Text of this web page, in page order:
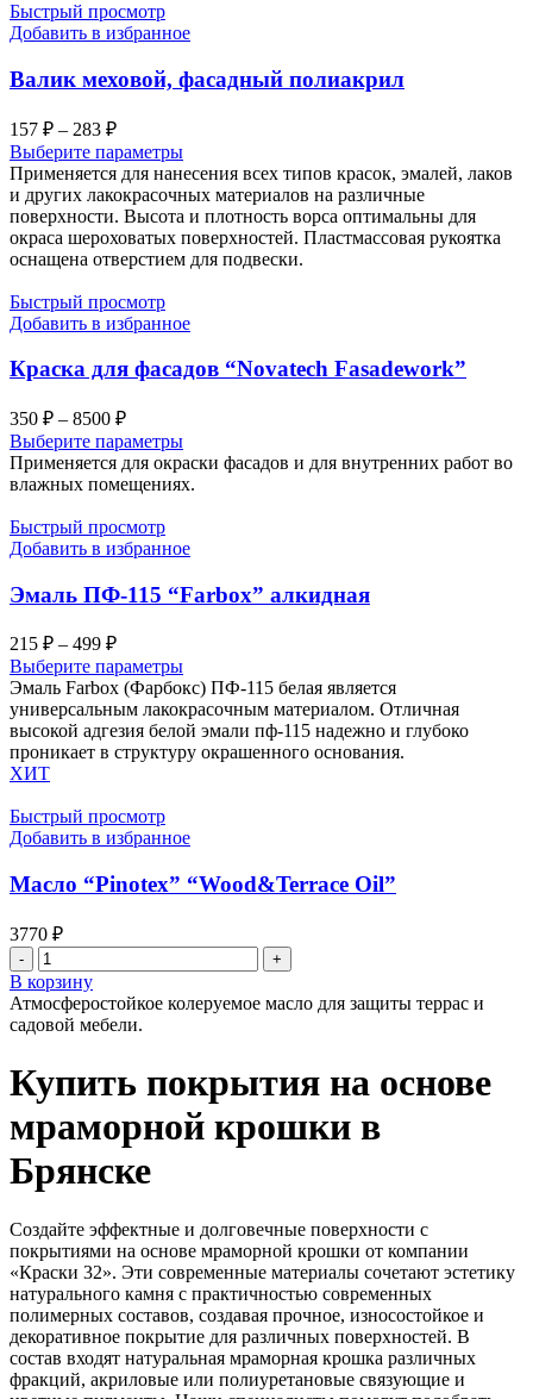
Быстрый просмотр
Добавить в избранное
Валик меховой, фасадный полиакрил
157 ₽ – 283 ₽Диапазон
цен:
157 ₽
–
283 ₽
Выберите параметры
Применяется для нанесения всех типов красок, эмалей, лаков
и других лакокрасочных материалов на различные
поверхности. Высота и плотность ворса оптимальны для
окраса шероховатых поверхностей. Пластмассовая рукоятка
оснащена отверстием для подвески.
Быстрый просмотр
Добавить в избранное
Краска для фасадов “Novatech Fasadework”
350 ₽ – 8500 ₽Диапазон
цен:
350 ₽
–
Выберите параметры
Применяется для окраски фасадов и для внутренних работ во
влажных помещениях.
Быстрый просмотр
Добавить в избранное
Эмаль ПФ-115 “Farbox” алкидная
215 ₽ – 499 ₽Диапазон
цен:
215 ₽
–
499 ₽
Выберите параметры
Эмаль Farbox (Фарбокс) ПФ-115 белая является
универсальным лакокрасочным материалом. Отличная
высокой адгезия белой эмали пф-115 надежно и глубоко
проникает в структуру окрашенного основания.
ХИТ
Быстрый просмотр
Добавить в избранное
Масло “Pinotex” “Wood&Terrace Oil”
3770 ₽
Количество
товара
Масло
"Pinotex"
В корзину
Атмосферостойкое колеруемое масло для защиты террас и
садовой мебели.
Купить покрытия на основе
мраморной крошки в
Брянске
Создайте эффектные и долговечные поверхности с
покрытиями на основе мраморной крошки от компании
«Краски 32». Эти современные материалы сочетают эстетику
натурального камня с практичностью современных
полимерных составов, создавая прочное, износостойкое и
декоративное покрытие для различных поверхностей. В
состав входят натуральная мраморная крошка различных
фракций, акриловые или полиуретановые связующие и